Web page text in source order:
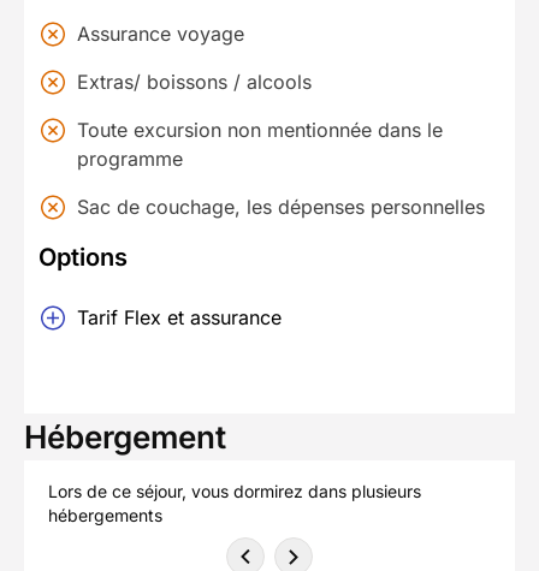
Assurance voyage
Extras/ boissons / alcools
Toute excursion non mentionnée dans le
programme
Sac de couchage, les dépenses personnelles
Options
Tarif Flex et assurance
Hébergement
Lors de ce séjour, vous dormirez dans plusieurs
hébergements